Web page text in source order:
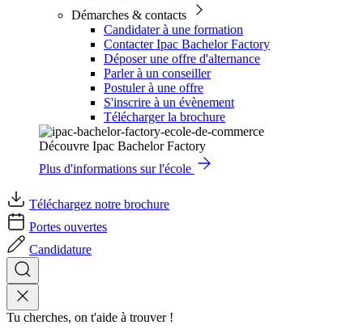
Démarches & contacts
Candidater à une formation
Contacter Ipac Bachelor Factory
Déposer une offre d'alternance
Parler à un conseiller
Postuler à une offre
S'inscrire à un évènement
Télécharger la brochure
Découvre Ipac Bachelor Factory
Plus d'informations sur l'école
Téléchargez notre brochure
Portes ouvertes
Candidature
Tu cherches, on t'aide à trouver !